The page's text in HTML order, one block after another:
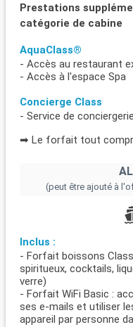
Prestations
catégorie de cabine
AquaClass®
- Accès au restaurant
- Accès à l'espace Spa
Concierge Class
- Service de
➡ Le forfait tout
(peut être ajouté à
Inclus :
- Forfait boissons
spiritueux, cocktails,
verre)
- Forfait WiFi Basic :
ses e-mails et utiliser
appareil par personne